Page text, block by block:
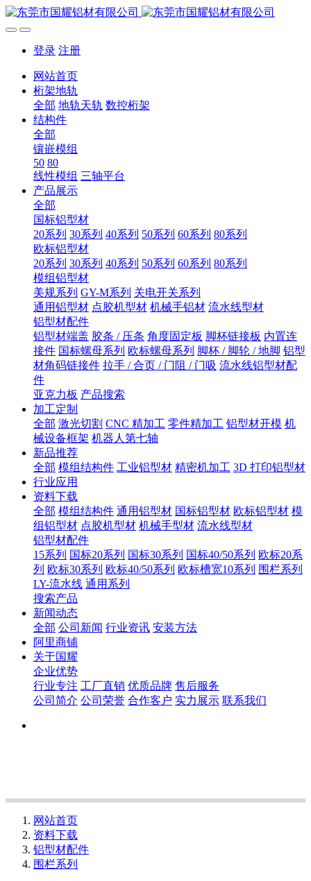
登录 注册
网站首页
桁架地轨
全部 地轨天轨 数控桁架
结构件
全部
镶嵌模组
50 80
线性模组 三轴平台
产品展示
全部
国标铝型材
20系列 30系列 40系列 50系列 60系列 80系列
欧标铝型材
20系列 30系列 40系列 50系列 60系列 80系列
模组铝型材
美规系列 GY-M系列 关电开关系列
通用铝型材 点胶机型材 机械手铝材 流水线型材
铝型材配件
铝型材端盖 胶条 / 压条 角度固定板 脚杯链接板 内置连
接件 国标螺母系列 欧标螺母系列 脚杯 / 脚轮 / 地脚 铝型
材角码链接件 拉手 / 合页 / 门阻 / 门吸 流水线铝型材配
件
亚克力板 产品搜索
加工定制
全部 激光切割 CNC 精加工 零件精加工 铝型材开模 机
械设备框架 机器人第七轴
新品推荐
全部 模组结构件 工业铝型材 精密机加工 3D 打印铝型材
行业应用
资料下载
全部 模组结构件 通用铝型材 国标铝型材 欧标铝型材 模
组铝型材 点胶机型材 机械手型材 流水线型材
铝型材配件
15系列 国标20系列 国标30系列 国标40/50系列 欧标20系
列 欧标30系列 欧标40/50系列 欧标槽宽10系列 围栏系列
LY-流水线 通用系列
搜索产品
新闻动态
全部 公司新闻 行业资讯 安装方法
阿里商铺
关于国耀
企业优势
行业专注 工厂直销 优质品牌 售后服务
公司简介 公司荣誉 合作客户 实力展示 联系我们
网站首页
资料下载
铝型材配件
围栏系列